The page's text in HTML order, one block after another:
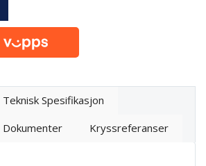
Teknisk Spesifikasjon
Dokumenter
Kryssreferanser